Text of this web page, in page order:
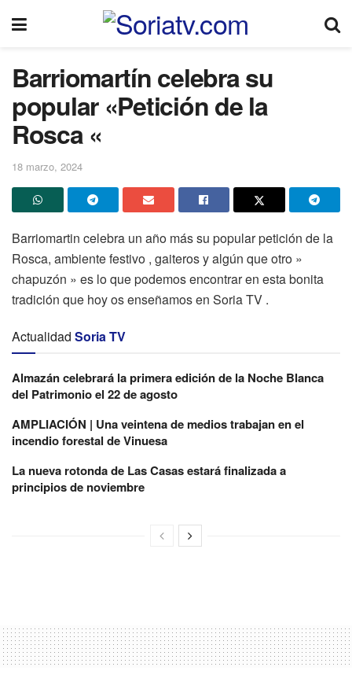
Barriomartín celebra su
popular «Petición de la
Rosca «
18 marzo, 2024
Barriomartin celebra un año más su popular petición de la
Rosca, ambiente festivo , gaiteros y algún que otro »
chapuzón » es lo que podemos encontrar en esta bonita
tradición que hoy os enseñamos en Soria TV .
Actualidad Soria TV
Almazán celebrará la primera edición de la Noche Blanca
del Patrimonio el 22 de agosto
AMPLIACIÓN | Una veintena de medios trabajan en el
incendio forestal de Vinuesa
La nueva rotonda de Las Casas estará finalizada a
principios de noviembre